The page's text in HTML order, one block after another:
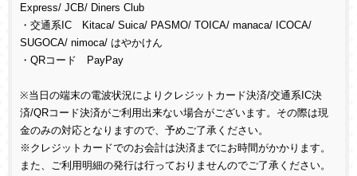
Express/ JCB/ Diners Club
・交通系IC Kitaca/ Suica/ PASMO/ TOICA/ manaca/ ICOCA/
SUGOCA/ nimoca/ はやかけん
・QRコード PayPay
※当日の端末の電波状況によりクレジットカード決済/交通系IC決
済/QRコード決済がご利用出来ない場合がございます。その際は現
金のみの対応となりますので、予めご了承ください。
※クレジットカードでのお会計は決済までにお時間がかかります。
また、ご利用明細の発行は行っておりませんのでご了承ください。